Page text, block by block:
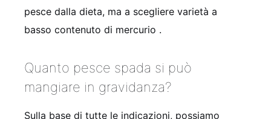
pesce dalla dieta, ma a scegliere varietà a
basso contenuto di mercurio .
Quanto pesce spada si può
mangiare in gravidanza?
Sulla base di tutte le indicazioni, possiamo